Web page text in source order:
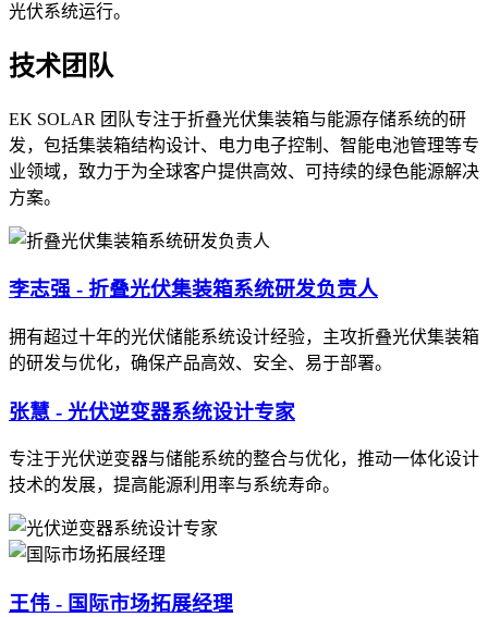
光伏系统运行。
技术团队
EK SOLAR 团队专注于折叠光伏集装箱与能源存储系统的研
发，包括集装箱结构设计、电力电子控制、智能电池管理等专
业领域，致力于为全球客户提供高效、可持续的绿色能源解决
方案。
李志强 - 折叠光伏集装箱系统研发负责人
拥有超过十年的光伏储能系统设计经验，主攻折叠光伏集装箱
的研发与优化，确保产品高效、安全、易于部署。
张慧 - 光伏逆变器系统设计专家
专注于光伏逆变器与储能系统的整合与优化，推动一体化设计
技术的发展，提高能源利用率与系统寿命。
王伟 - 国际市场拓展经理